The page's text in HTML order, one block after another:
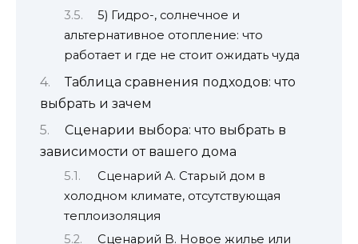
5) Гидро-, солнечное и
альтернативное отопление: что
работает и где не стоит ожидать чуда
Таблица сравнения подходов: что
выбрать и зачем
Сценарии выбора: что выбрать в
зависимости от вашего дома
Сценарий А. Старый дом в
холодном климате, отсутствующая
теплоизоляция
Сценарий B. Новое жилье или